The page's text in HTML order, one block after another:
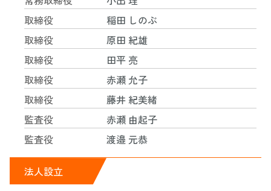
取締役
稲田 しのぶ
取締役
原田 紀雄
取締役
田平 亮
取締役
赤瀬 允子
取締役
藤井 紀美緒
監査役
赤瀬 由起子
監査役
渡邉 元恭
法人設立